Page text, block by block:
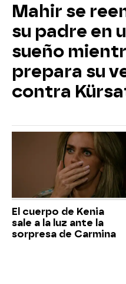
Mahir se
su padre en
sueño
prepara su
contra
El cuerpo de Kenia
sale a la luz ante la
sorpresa de Carmina